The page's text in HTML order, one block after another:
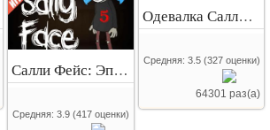
Салли Фейс: Эпизод 5
Средняя:3.9 (417 оценки)
Одевалка Салли Фейс
Средняя:3.5 (327 оценки)
64301 раз(а)